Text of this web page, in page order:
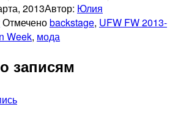
2013Автор: Юлия
Отмеченоbackstage, UFW FW 2013-
Week, мода
записям